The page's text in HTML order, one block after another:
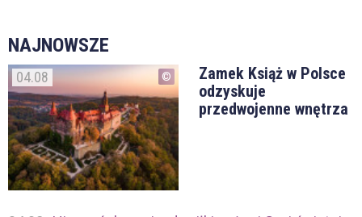
NAJNOWSZE
04.08
Zamek Książ w Polsce
odzyskuje
przedwojenne wnętrza